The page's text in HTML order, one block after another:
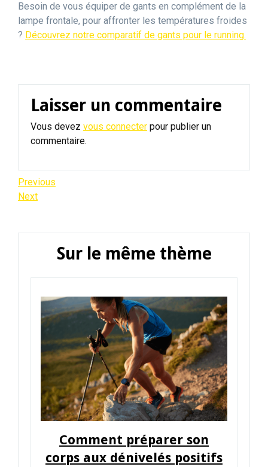
Besoin de vous équiper de gants en complément de la
lampe frontale, pour affronter les températures froides
? Découvrez notre comparatif de gants pour le running.
Laisser un commentaire
Vous devez vous connecter pour publier un
commentaire.
Navigation
de
l’article
Previous
Post
Previous
Next
Next
Sur le même thème
Comment préparer son
corps aux dénivelés positifs